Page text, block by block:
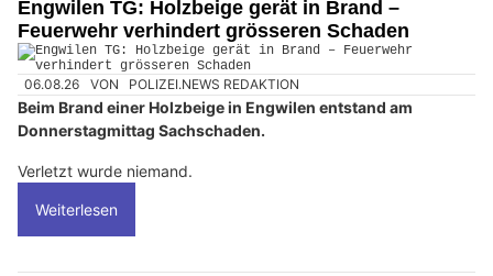
Engwilen TG: Holzbeige gerät in Brand –
Feuerwehr verhindert grösseren Schaden
06.08.26 VON POLIZEI.NEWS REDAKTION
Beim Brand einer Holzbeige in Engwilen entstand am
Donnerstagmittag Sachschaden.
Verletzt wurde niemand.
Weiterlesen